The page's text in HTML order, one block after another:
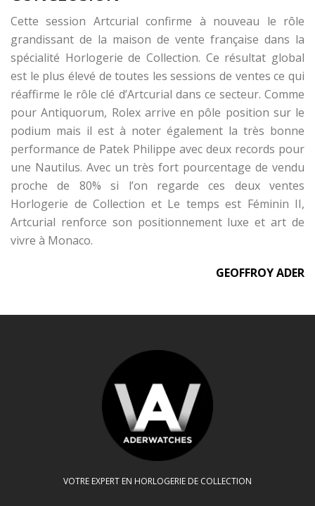
Cette session Artcurial confirme à nouveau le rôle
grandissant de la maison de vente française dans la
spécialité Horlogerie de Collection. Ce résultat global
est le plus élevé de toutes les sessions de ventes ce qui
réaffirme le rôle clé d’Artcurial dans ce secteur. Comme
pour Antiquorum, Rolex arrive en pôle position sur le
podium mais il est à noter également la très bonne
performance de Patek Philippe avec deux records pour
une Nautilus. Avec un très fort pourcentage de vendu
proche de 80% si l’on regarde ces deux ventes
Horlogerie de Collection et Le temps est Féminin II,
Artcurial renforce son positionnement luxe et art de
vivre à Monaco.
GEOFFROY ADER
VOTRE EXPERT EN HORLOGERIE DE COLLECTION